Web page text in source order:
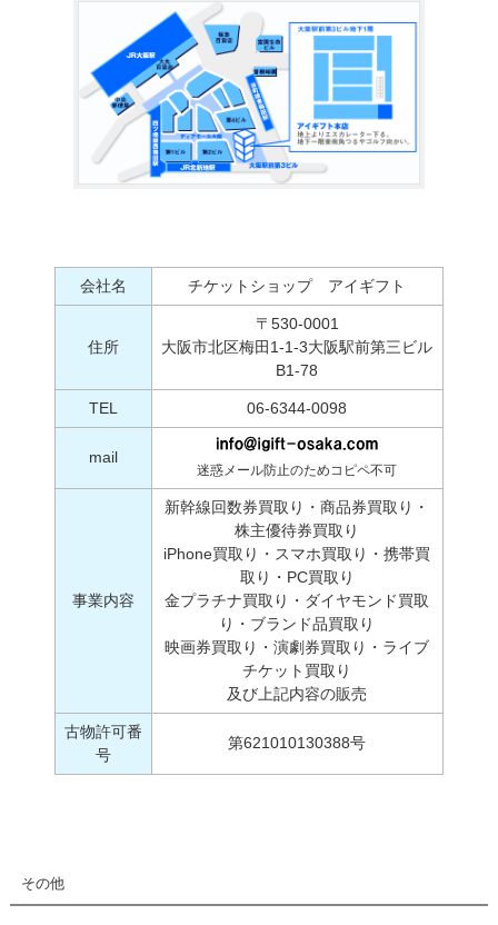
会社名 チケットショップ アイギフト
住所
〒530-0001
大阪市北区梅田1-1-3大阪駅前第三ビル
B1-78
TEL 06-6344-0098
mail
迷惑メール防止のためコピペ不可
事業内容
新幹線回数券買取り・商品券買取り・
株主優待券買取り
iPhone買取り・スマホ買取り・携帯買
取り・PC買取り
金プラチナ買取り・ダイヤモンド買取
り・ブランド品買取り
映画券買取り・演劇券買取り・ライブ
チケット買取り
及び上記内容の販売
古物許可番
号
第621010130388号
その他